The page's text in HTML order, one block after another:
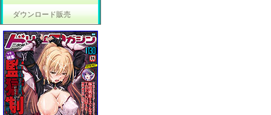
ダウンロード販売